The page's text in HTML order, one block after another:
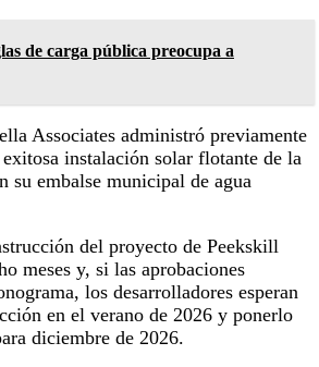
de carga pública preocupa a
Associates administró previamente
instalación solar flotante de la
su embalse municipal de agua
del proyecto de Peekskill
meses y, si las aprobaciones
los desarrolladores esperan
en el verano de 2026 y ponerlo
diciembre de 2026.